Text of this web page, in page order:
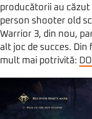
producătorii au
person shooter old
Warrior 3, din nou,
alt joc de succes.
mult mai potrivită: